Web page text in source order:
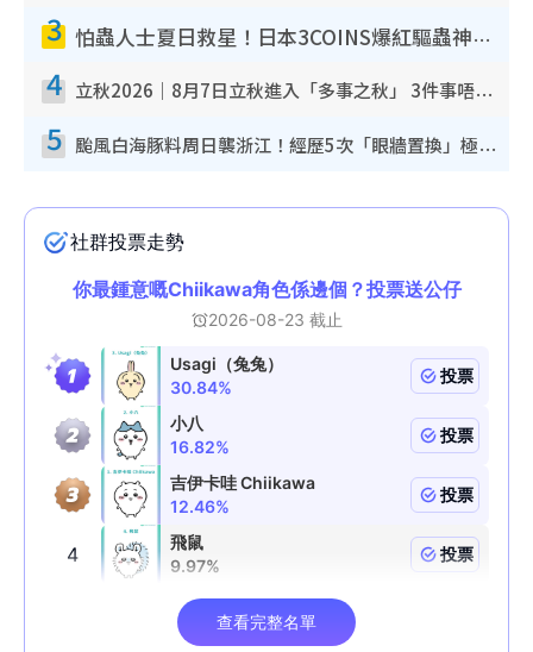
3 怕蟲人士夏日救星！日本3COINS爆紅驅蟲神器$45起 1招「全程免觸碰」輕鬆搞定小強
4 立秋2026｜8月7日立秋進入「多事之秋」 3件事唔做得！專家教6招開運 清枱頭／銀包納氣接好運
5 颱風白海豚料周日襲浙江！經歷5次「眼牆置換」極罕見 成登陸內地最長途颱風